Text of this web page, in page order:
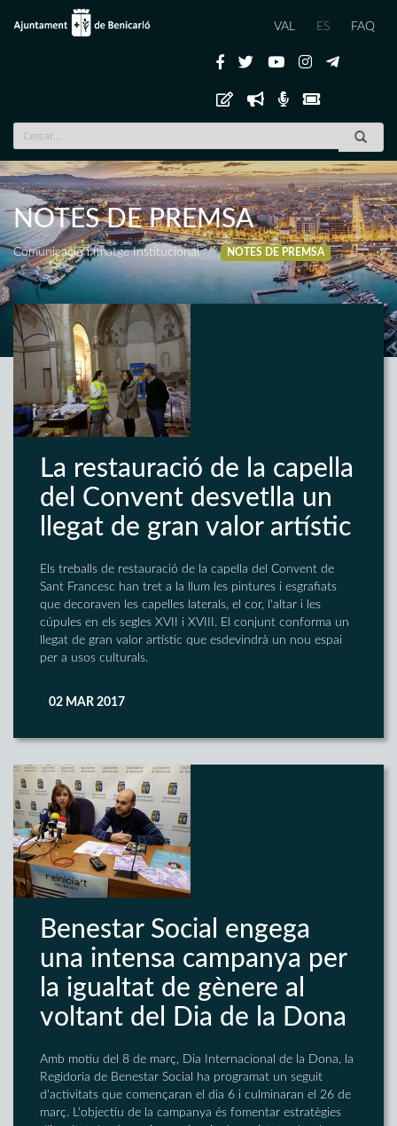
VAL ES FAQ
NOTES DE PREMSA
Comunicació i Imatge Institucional NOTES DE PREMSA
La restauració de la capella
del Convent desvetlla un
llegat de gran valor artístic
Els treballs de restauració de la capella del Convent de
Sant Francesc han tret a la llum les pintures i esgrafiats
que decoraven les capelles laterals, el cor, l'altar i les
cúpules en els segles XVII i XVIII. El conjunt conforma un
llegat de gran valor artístic que esdevindrà un nou espai
per a usos culturals.
02 MAR 2017
Benestar Social engega
una intensa campanya per
la igualtat de gènere al
voltant del Dia de la Dona
Amb motiu del 8 de març, Dia Internacional de la Dona, la
Regidoria de Benestar Social ha programat un seguit
d'activitats que començaran el dia 6 i culminaran el 26 de
març. L'objectiu de la campanya és fomentar estratègies